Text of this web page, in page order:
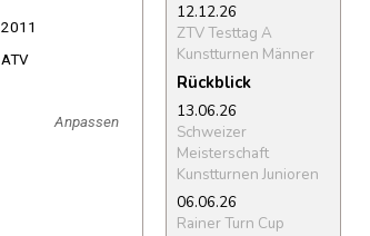
2011
ATV
Anpassen
12.12.26
ZTV Testtag A
Kunstturnen Männer
Rückblick
13.06.26
Schweizer
Meisterschaft
Kunstturnen Junioren
06.06.26
Rainer Turn Cup